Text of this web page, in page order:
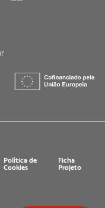
Política de
Cookies
Ficha
Projeto